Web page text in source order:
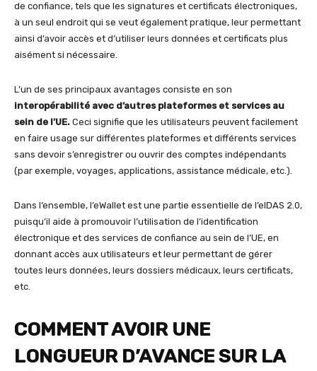
de confiance, tels que les signatures et certificats électroniques,
à un seul endroit qui se veut également pratique, leur permettant
ainsi d’avoir accès et d’utiliser leurs données et certificats plus
aisément si nécessaire.
L’un de ses principaux avantages consiste en son
interopérabilité avec d’autres plateformes et services au
sein de l’UE. Ceci signifie que les utilisateurs peuvent facilement
en faire usage sur différentes plateformes et différents services
sans devoir s’enregistrer ou ouvrir des comptes indépendants
(par exemple, voyages, applications, assistance médicale, etc.).
Dans l’ensemble, l’eWallet est une partie essentielle de l’eIDAS 2.0,
puisqu’il aide à promouvoir l’utilisation de l’identification
électronique et des services de confiance au sein de l’UE, en
donnant accès aux utilisateurs et leur permettant de gérer
toutes leurs données, leurs dossiers médicaux, leurs certificats,
etc.
COMMENT AVOIR UNE
LONGUEUR D’AVANCE SUR LA